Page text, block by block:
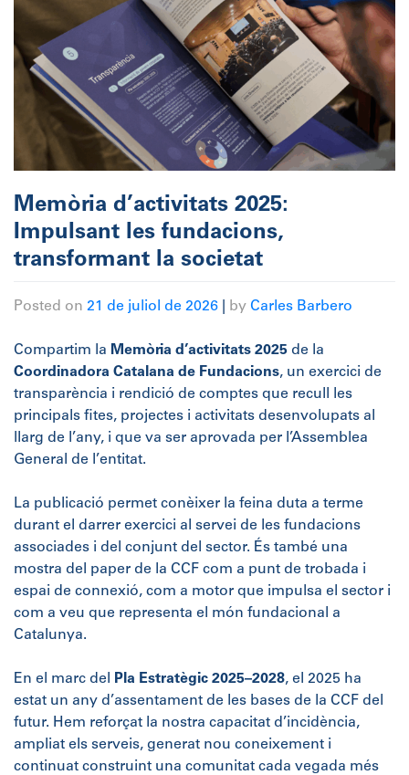
Memòria d’activitats 2025:
Impulsant les fundacions,
transformant la societat
Posted on 21 de juliol de 2026 by Carles Barbero
Compartim la Memòria d’activitats 2025 de la
Coordinadora Catalana de Fundacions, un exercici de
transparència i rendició de comptes que recull les
principals fites, projectes i activitats desenvolupats al
llarg de l’any, i que va ser aprovada per l’Assemblea
General de l’entitat.
La publicació permet conèixer la feina duta a terme
durant el darrer exercici al servei de les fundacions
associades i del conjunt del sector. És també una
mostra del paper de la CCF com a punt de trobada i
espai de connexió, com a motor que impulsa el sector i
com a veu que representa el món fundacional a
Catalunya.
En el marc del Pla Estratègic 2025–2028, el 2025 ha
estat un any d’assentament de les bases de la CCF del
futur. Hem reforçat la nostra capacitat d’incidència,
ampliat els serveis, generat nou coneixement i
continuat construint una comunitat cada vegada més